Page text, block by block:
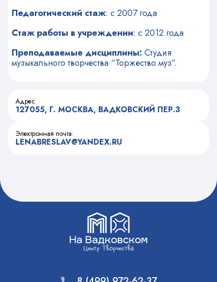
Педагогический стаж: с 2007 года
Стаж работы в учреждении: с 2012 года
Преподаваемые дисциплины: Студия
музыкального творчества “Торжество муз”.
Адрес
127055, Г. МОСКВА, ВАДКОВСКИЙ ПЕР.3
Электронная почта:
LENABRESLAV@YANDEX.RU